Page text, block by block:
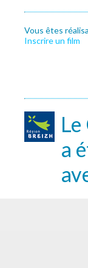
Vous êtes
Inscrire un film
a